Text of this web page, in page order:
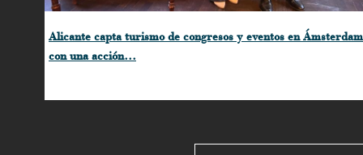
Alicante capta turismo de congresos y eventos en Ámsterdam
con una acción…